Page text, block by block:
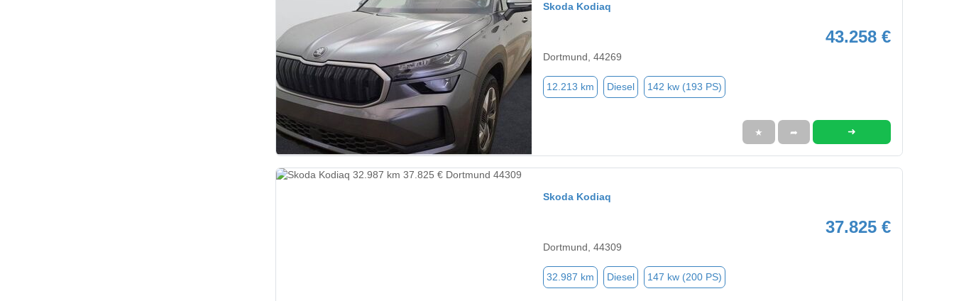
Skoda Kodiaq
43.258 €
Dortmund, 44269
12.213 km Diesel 142 kw (193 PS)
★ ➦ ➜
Skoda Kodiaq
37.825 €
Dortmund, 44309
32.987 km Diesel 147 kw (200 PS)